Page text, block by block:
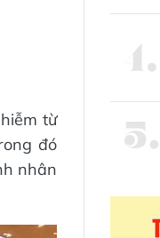
từ
đó
nhân